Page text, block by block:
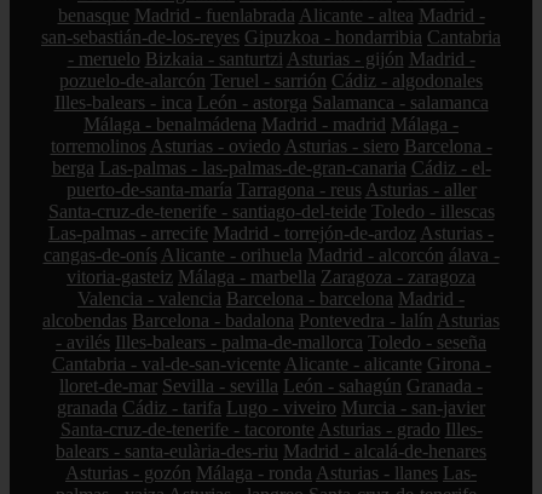
benasque Madrid - fuenlabrada Alicante - altea Madrid -
san-sebastián-de-los-reyes Gipuzkoa - hondarribia Cantabria
- meruelo Bizkaia - santurtzi Asturias - gijón Madrid -
pozuelo-de-alarcón Teruel - sarrión Cádiz - algodonales
Illes-balears - inca León - astorga Salamanca - salamanca
Málaga - benalmádena Madrid - madrid Málaga -
torremolinos Asturias - oviedo Asturias - siero Barcelona -
berga Las-palmas - las-palmas-de-gran-canaria Cádiz - el-
puerto-de-santa-maría Tarragona - reus Asturias - aller
Santa-cruz-de-tenerife - santiago-del-teide Toledo - illescas
Las-palmas - arrecife Madrid - torrejón-de-ardoz Asturias -
cangas-de-onís Alicante - orihuela Madrid - alcorcón álava -
vitoria-gasteiz Málaga - marbella Zaragoza - zaragoza
Valencia - valencia Barcelona - barcelona Madrid -
alcobendas Barcelona - badalona Pontevedra - lalín Asturias
- avilés Illes-balears - palma-de-mallorca Toledo - seseña
Cantabria - val-de-san-vicente Alicante - alicante Girona -
lloret-de-mar Sevilla - sevilla León - sahagún Granada -
granada Cádiz - tarifa Lugo - viveiro Murcia - san-javier
Santa-cruz-de-tenerife - tacoronte Asturias - grado Illes-
balears - santa-eulària-des-riu Madrid - alcalá-de-henares
Asturias - gozón Málaga - ronda Asturias - llanes Las-